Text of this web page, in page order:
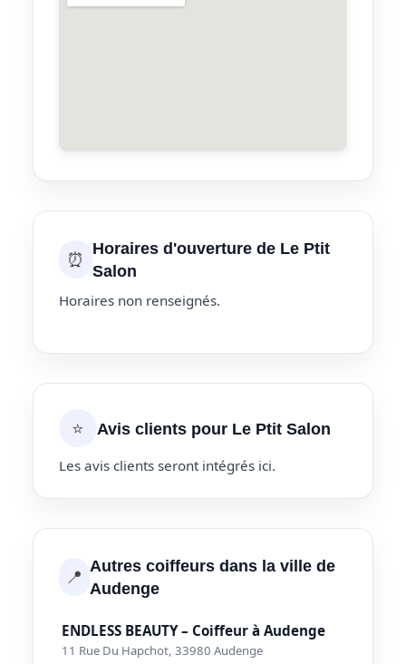
⏰
Horaires d'ouverture de Le Ptit
Salon
Horaires non renseignés.
⭐ Avis clients pour Le Ptit Salon
Les avis clients seront intégrés ici.
📍 Autres coiffeurs dans la ville de
Audenge
ENDLESS BEAUTY – Coiffeur à Audenge
11 Rue Du Hapchot, 33980 Audenge